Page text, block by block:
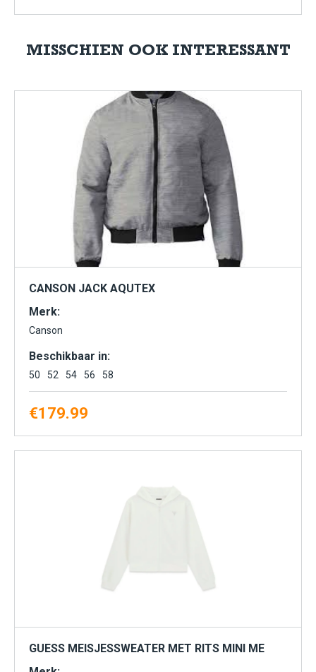
MISSCHIEN OOK INTERESSANT
CANSON JACK AQUTEX
Merk:
Canson
Beschikbaar in:
50 52 54 56 58
€179.99
GUESS MEISJESSWEATER MET RITS MINI ME